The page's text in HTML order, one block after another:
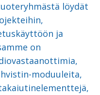
löydät
ja
on
moduuleita,